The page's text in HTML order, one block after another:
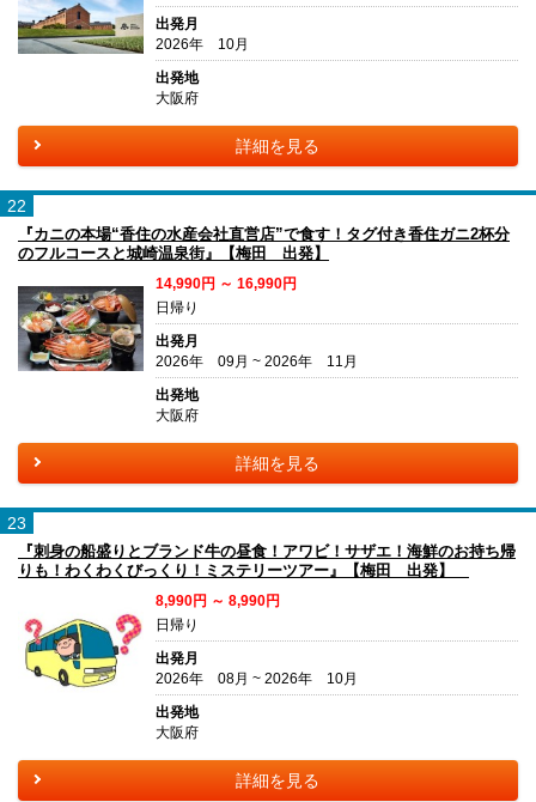
出発月
2026年 10月
出発地
大阪府
詳細を見る
22
『カニの本場“香住の水産会社直営店”で食す！タグ付き香住ガニ2杯分
のフルコースと城崎温泉街』【梅田 出発】
14,990円 ～ 16,990円
日帰り
出発月
2026年 09月 ~ 2026年 11月
出発地
大阪府
詳細を見る
23
『刺身の船盛りとブランド牛の昼食！アワビ！サザエ！海鮮のお持ち帰
りも！わくわくびっくり！ミステリーツアー』【梅田 出発】
8,990円 ～ 8,990円
日帰り
出発月
2026年 08月 ~ 2026年 10月
出発地
大阪府
詳細を見る